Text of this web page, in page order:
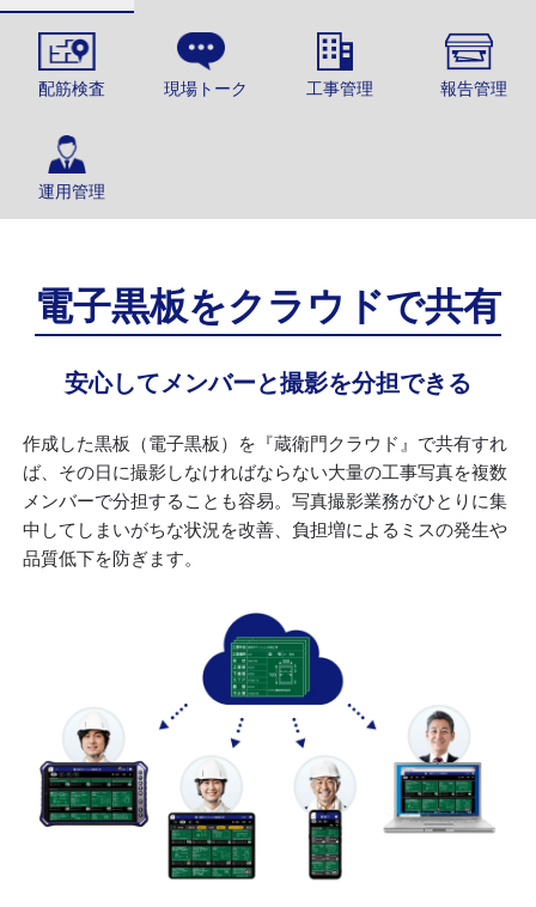
配筋検査 現場トーク 工事管理 報告管理
運用管理
電子黒板をクラウドで共有
安心してメンバーと撮影を分担できる
作成した黒板（電子黒板）を『蔵衛門クラウド』で共有すれ
ば、その日に撮影しなければならない大量の工事写真を複数
メンバーで分担することも容易。写真撮影業務がひとりに集
中してしまいがちな状況を改善、負担増によるミスの発生や
品質低下を防ぎます。